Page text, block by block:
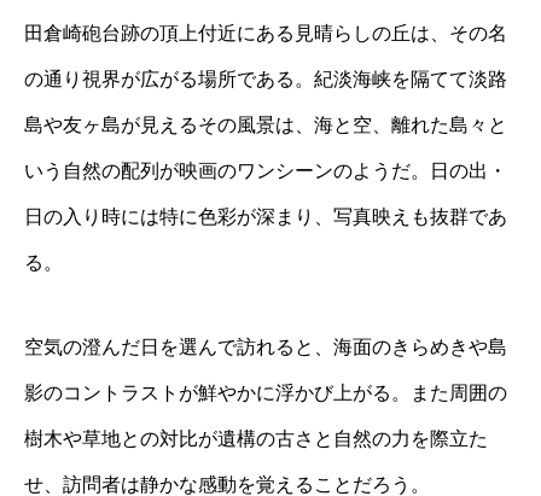
田倉崎砲台跡の頂上付近にある見晴らしの丘は、その名
の通り視界が広がる場所である。紀淡海峡を隔てて淡路
島や友ヶ島が見えるその風景は、海と空、離れた島々と
いう自然の配列が映画のワンシーンのようだ。日の出・
日の入り時には特に色彩が深まり、写真映えも抜群であ
る。
空気の澄んだ日を選んで訪れると、海面のきらめきや島
影のコントラストが鮮やかに浮かび上がる。また周囲の
樹木や草地との対比が遺構の古さと自然の力を際立た
せ、訪問者は静かな感動を覚えることだろう。